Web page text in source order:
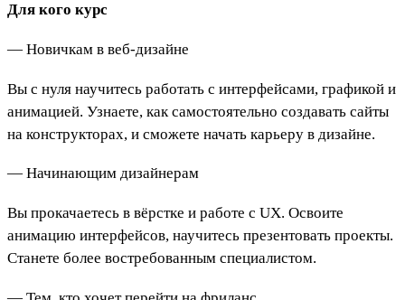
Для кого курс
— Новичкам в веб-дизайне
Вы с нуля научитесь работать с интерфейсами, графикой и
анимацией. Узнаете, как самостоятельно создавать сайты
на конструкторах, и сможете начать карьеру в дизайне.
— Начинающим дизайнерам
Вы прокачаетесь в вёрстке и работе с UX. Освоите
анимацию интерфейсов, научитесь презентовать проекты.
Станете более востребованным специалистом.